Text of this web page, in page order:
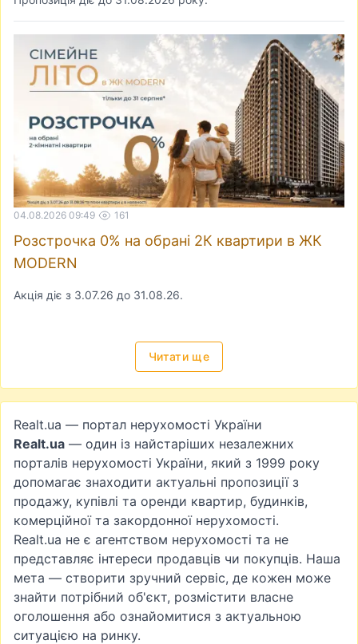
04.08.2026 09:49 161
Розстрочка 0% на обрані 2К квартири в ЖК
MODERN
Акція діє з 3.07.26 до 31.08.26.
Читати ще
Realt.ua — портал нерухомості України
Realt.ua — один із найстаріших незалежних
порталів нерухомості України, який з 1999 року
допомагає знаходити актуальні пропозиції з
продажу, купівлі та оренди квартир, будинків,
комерційної та закордонної нерухомості.
Realt.ua не є агентством нерухомості та не
представляє інтереси продавців чи покупців. Наша
мета — створити зручний сервіс, де кожен може
знайти потрібний об'єкт, розмістити власне
оголошення або ознайомитися з актуальною
ситуацією на ринку.